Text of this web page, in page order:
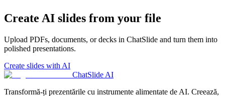
Create AI slides from your file
Upload PDFs, documents, or decks in ChatSlide and turn them into
polished presentations.
Create slides with AI
ChatSlide AI
Transformă-ți prezentările cu instrumente alimentate de AI. Creează,